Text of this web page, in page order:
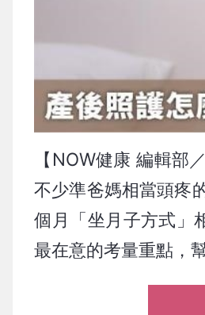
【NOW健康 編輯部
不少準爸媽相當頭疼
個月「坐月子方式」
最在意的考量重點，